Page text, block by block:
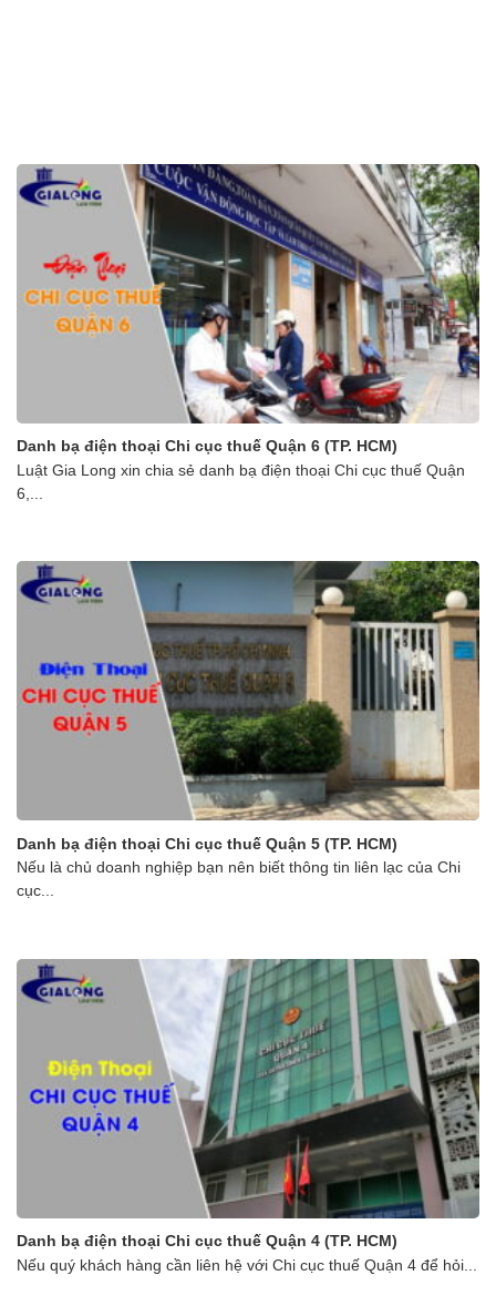
Danh bạ điện thoại Chi cục thuế Quận 6 (TP. HCM)
Luật Gia Long xin chia sẻ danh bạ điện thoại Chi cục thuế Quận
6,...
Danh bạ điện thoại Chi cục thuế Quận 5 (TP. HCM)
Nếu là chủ doanh nghiệp bạn nên biết thông tin liên lạc của Chi
cục...
Danh bạ điện thoại Chi cục thuế Quận 4 (TP. HCM)
Nếu quý khách hàng cần liên hệ với Chi cục thuế Quận 4 để hỏi...